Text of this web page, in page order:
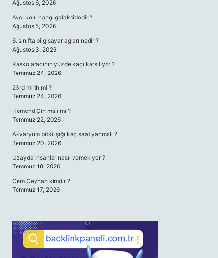
Ağustos 6, 2026
Avcı kolu hangi galaksidedir ?
Ağustos 5, 2026
6. sınıfta bilgisayar ağları nedir ?
Ağustos 3, 2026
Kasko aracının yüzde kaçı karsiliyor ?
Temmuz 24, 2026
23rd mi th mi ?
Temmuz 24, 2026
Homend Çin malı mı ?
Temmuz 22, 2026
Akvaryum bitki ışığı kaç saat yanmalı ?
Temmuz 20, 2026
Uzayda insanlar nasıl yemek yer ?
Temmuz 18, 2026
Cem Ceyhan kimdir ?
Temmuz 17, 2026